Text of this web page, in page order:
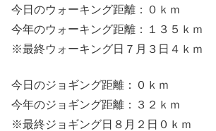
今日のウォーキング距離：０ｋｍ
今年のウォーキング距離：１３５ｋｍ
※最終ウォーキング日７月３日４ｋｍ
今日のジョギング距離：０ｋｍ
今年のジョギング距離：３２ｋｍ
※最終ジョギング日８月２日０ｋｍ